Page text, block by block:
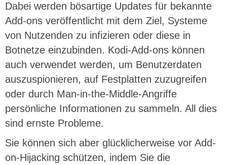
Dabei werden bösartige Updates für bekannte
Add-ons veröffentlicht mit dem Ziel, Systeme
von Nutzenden zu infizieren oder diese in
Botnetze einzubinden. Kodi-Add-ons können
auch verwendet werden, um Benutzerdaten
auszuspionieren, auf Festplatten zuzugreifen
oder durch Man-in-the-Middle-Angriffe
persönliche Informationen zu sammeln. All dies
sind ernste Probleme.
Sie können sich aber glücklicherweise vor Add-
on-Hijacking schützen, indem Sie die